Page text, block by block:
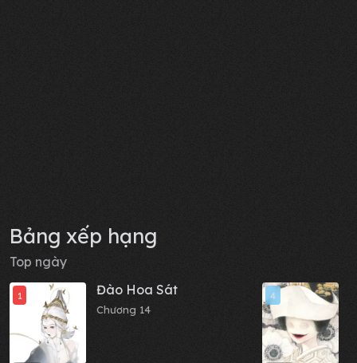
Bảng xếp hạng
Top ngày
1 Đào Hoa Sát
Chương 14
4